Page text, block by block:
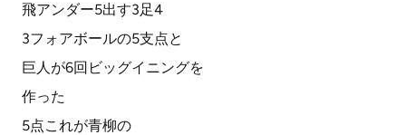
飛アンダー5出す3足4
3フォアボールの5支点と
巨人が6回ビッグイニングを
作った
5点これが青柳の